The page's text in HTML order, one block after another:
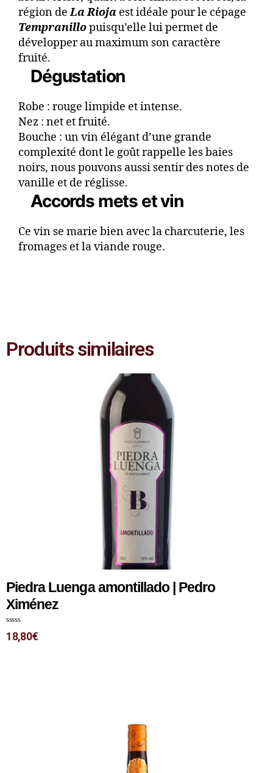
région deLa Rioja est idéale pour le cépage
Tempranillopuisqu’elle lui permet de
développer au maximum son caractère
fruité.
Dégustation
Robe : rouge limpide et intense.
Nez : net et fruité.
Bouche : un vin élégant d’une grande
complexité dont le goût rappelle les baies
noirs, nous pouvons aussi sentir des notes de
vanille et de réglisse.
Accords mets et vin
Ce vin se marie bien avec la charcuterie, les
fromages et la viande rouge.
Produits similaires
Piedra Luenga amontillado | Pedro
Ximénez
N
18,80€